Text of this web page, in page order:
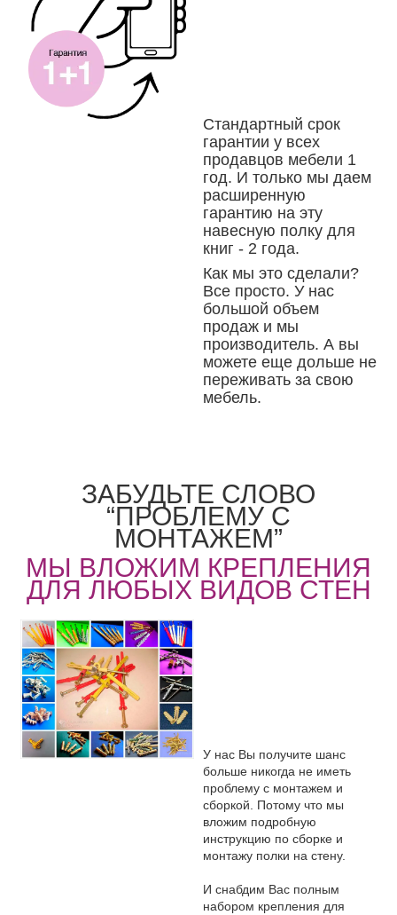
Стандартный срок
гарантии у всех
продавцов мебели 1
год. И только мы даем
расширенную
гарантию на эту
навесную полку для
книг - 2 года.
Как мы это сделали?
Все просто. У нас
большой объем
продаж и мы
производитель. А вы
можете еще дольше не
переживать за свою
мебель.
ЗАБУДЬТЕ СЛОВО
“ПРОБЛЕМУ С
МОНТАЖЕМ”
МЫ ВЛОЖИМ КРЕПЛЕНИЯ
ДЛЯ ЛЮБЫХ ВИДОВ СТЕН
У нас Вы получите шанс
больше никогда не иметь
проблему с монтажем и
сборкой. Потому что мы
вложим подробную
инструкцию по сборке и
монтажу полки на стену.
И снабдим Вас полным
набором крепления для